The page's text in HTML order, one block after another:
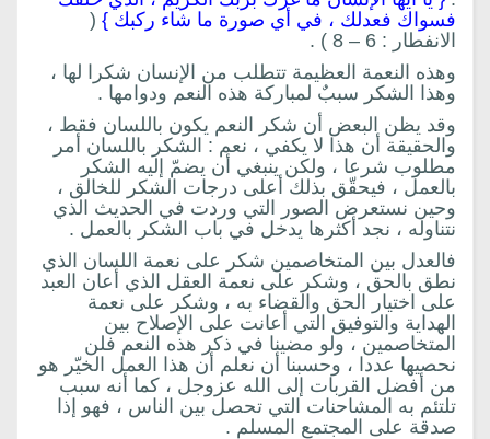
فسواك فعدلك ، في أي صورة ما شاء ركبك } (
الانفطار : 6 – 8 ) .
وهذه النعمة العظيمة تتطلب من الإنسان شكرا لها ،
وهذا الشكر سببٌ لمباركة هذه النعم ودوامها .
وقد يظن البعض أن شكر النعم يكون باللسان فقط ،
والحقيقة أن هذا لا يكفي ، نعم : الشكر باللسان أمر
مطلوب شرعا ، ولكن ينبغي أن يضمّ إليه الشكر
بالعمل ، فيحقّق بذلك أعلى درجات الشكر للخالق ،
وحين نستعرض الصور التي وردت في الحديث الذي
نتناوله ، نجد أكثرها يدخل في باب الشكر بالعمل .
فالعدل بين المتخاصمين شكر على نعمة اللسان الذي
نطق بالحق ، وشكر على نعمة العقل الذي أعان العبد
على اختيار الحق والقضاء به ، وشكر على نعمة
الهداية والتوفيق التي أعانت على الإصلاح بين
المتخاصمين ، ولو مضينا في ذكر هذه النعم فلن
نحصيها عددا ، وحسبنا أن نعلم أن هذا العمل الخيّر هو
من أفضل القربات إلى الله عزوجل ، كما أنه سبب
تلتئم به المشاحنات التي تحصل بين الناس ، فهو إذا
صدقة على المجتمع المسلم .